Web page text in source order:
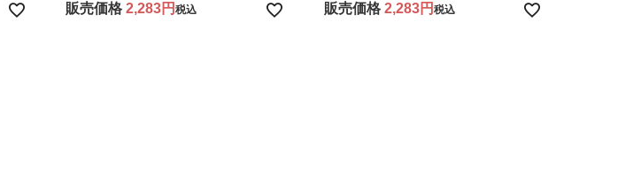
販売価格 2,283 税込 販売価格 2,283 税込